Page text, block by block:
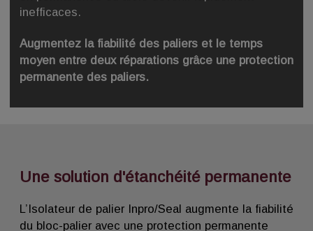
inefficaces.
Augmentez la fiabilité des paliers et le temps
moyen entre deux réparations grâce une protection
permanente des paliers.
Une solution d'étanchéité permanente
L’Isolateur de palier Inpro/Seal augmente la fiabilité
du bloc-palier avec une protection permanente